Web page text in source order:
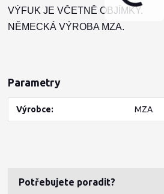
VÝFUK JE VČETNĚ OBJÍMKY.
NĚMECKÁ VÝROBA MZA.
Parametry
Výrobce MZA
Potřebujete poradit?